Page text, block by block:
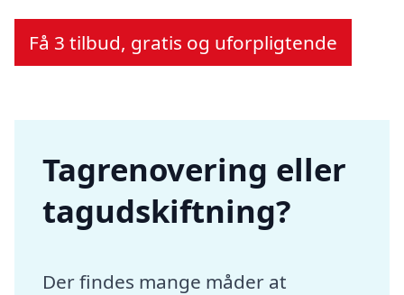
Få 3 tilbud, gratis og uforpligtende
Tagrenovering eller
tagudskiftning?
Der findes mange måder at